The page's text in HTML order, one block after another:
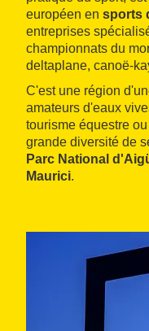
européen en sports
entreprises
championnats du
deltaplane, canoë-
C'est une région
amateurs d'eaux
tourisme équestre
grande diversité de
Parc National
Maurici.